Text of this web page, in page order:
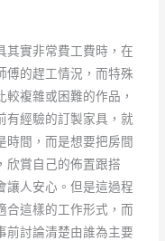
其實非常費工費時，在
傅的趕工情況，而特殊
複雜或困難的作品，
有經驗的訂製家具，就
時間，而是想要把房間
欣賞自己的佈置跟搭
讓人安心。但是這過程
合這樣的工作形式，而
前討論清楚由誰為主要